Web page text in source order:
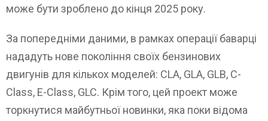
може бути зроблено до кінця 2025 року.
За попередніми даними, в рамках операції баварці
нададуть нове покоління своїх бензинових
двигунів для кількох моделей: CLA, GLA, GLB, C-
Class, E-Class, GLC. Крім того, цей проект може
торкнутися майбутньої новинки, яка поки відома